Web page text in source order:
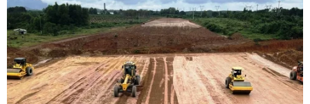
03/08/2026 23:48
Lấy lợi ích và sự hài
lòng của nhân dân làm thước đo cuối
cùng